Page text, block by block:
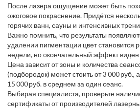
декоративной косметики кожа.
После лазера ощущение может быть
ожоговое покраснение. Придётся
горячих ванн, сауны и интенсивных
крем с успокаивающим эффектом (алое,
заживление.
Важно помнить, что результаты
удалении пигментации цвет становится
недели, но окончательный эффект
Лазерный лифтинг требует 2‑3
новый коллаген.
Цена зависит от зоны и количества
(подбородок) может стоить от 3 000 руб.,
15 000 руб. в среднем за один сеанс.
Выбирая специалиста, проверьте
сертификаты от производителей